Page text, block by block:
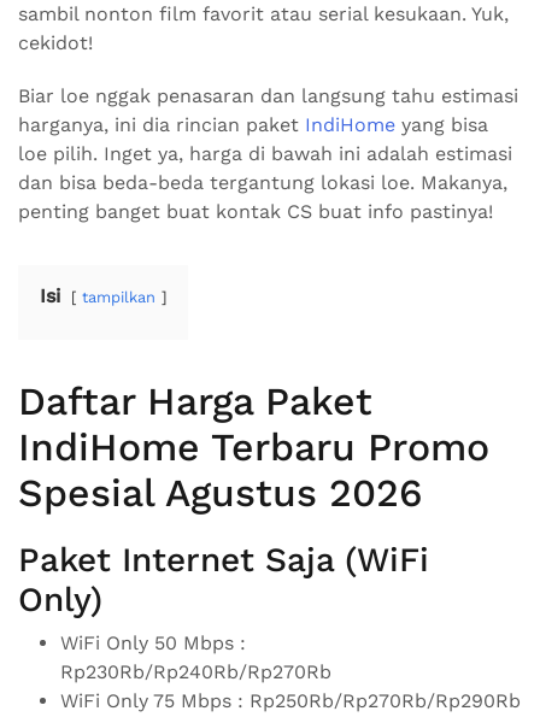
sambil nonton film favorit atau serial kesukaan. Yuk,
cekidot!
Biar loe nggak penasaran dan langsung tahu estimasi
harganya, ini dia rincian paket IndiHome yang bisa
loe pilih. Inget ya, harga di bawah ini adalah estimasi
dan bisa beda-beda tergantung lokasi loe. Makanya,
penting banget buat kontak CS buat info pastinya!
Isi tampilkan
Daftar Harga Paket
IndiHome Terbaru Promo
Spesial Agustus 2026
Paket Internet Saja (WiFi
Only)
WiFi Only 50 Mbps :
Rp230Rb/Rp240Rb/Rp270Rb
WiFi Only 75 Mbps : Rp250Rb/Rp270Rb/Rp290Rb